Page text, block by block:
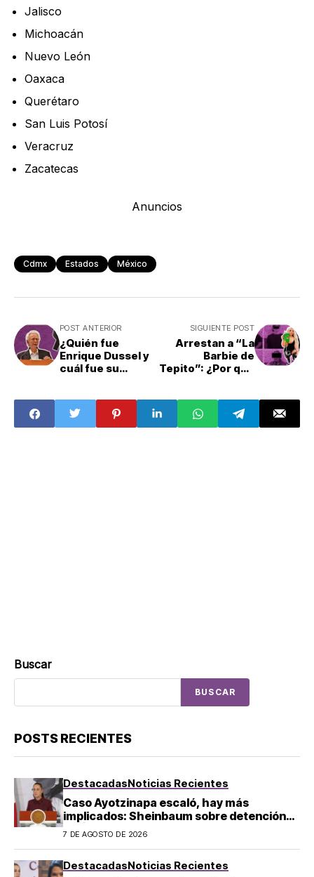
Jalisco
Michoacán
Nuevo León
Oaxaca
Querétaro
San Luis Potosí
Veracruz
Zacatecas
Anuncios
Cdmx Estados México
POST ANTERIOR
¿Quién fue
Enrique Dussel y
cuál fue su
SIGUIENTE POST
Arrestan a “La
Barbie de
Tepito”: ¿Por qué
Buscar
BUSCAR
POSTS RECIENTES
DestacadasNoticias Recientes
Caso Ayotzinapa escaló, hay más
implicados: Sheinbaum sobre detención
de Ángel Aguirre
7 DE AGOSTO DE 2026
DestacadasNoticias Recientes